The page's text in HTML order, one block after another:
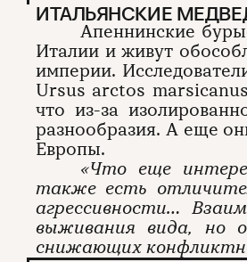
ИТАЛЬЯНСКИЕ
Апеннинские
Италии и живут
империи.
Ursus arctos
что из-за
разнообразия. А еще
Европы.
«Что еще
также есть
агрессивности…
выживания вида, но
снижающих